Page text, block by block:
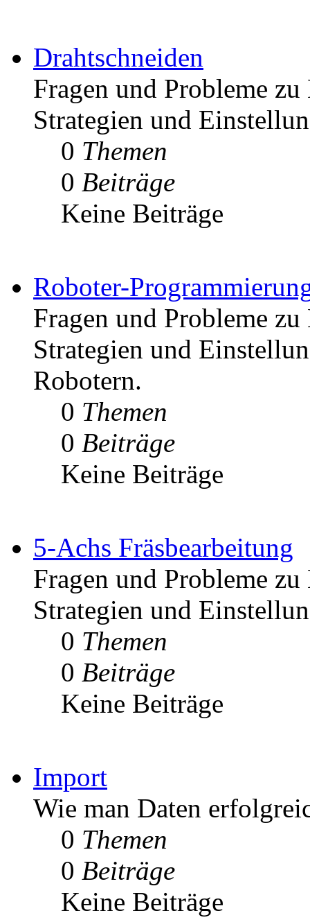
Drahtschneiden
Fragen und Probleme
Strategien und
0 Themen
0 Beiträge
Keine Beiträge
Roboter-
Fragen und Probleme
Strategien und
Robotern.
0 Themen
0 Beiträge
Keine Beiträge
5-Achs Fräsbearbeitung
Fragen und Probleme
Strategien und
0 Themen
0 Beiträge
Keine Beiträge
Import
Wie man Daten
0 Themen
0 Beiträge
Keine Beiträge